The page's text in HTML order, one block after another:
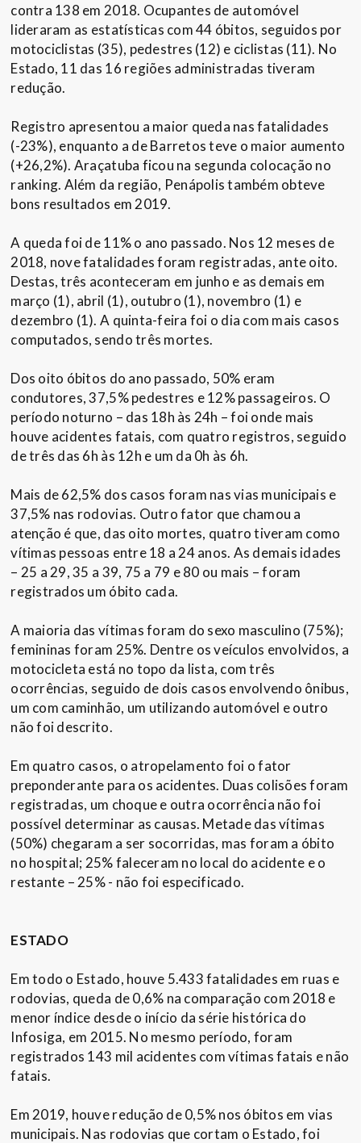
contra 138 em 2018. Ocupantes de automóvel
lideraram as estatísticas com 44 óbitos, seguidos por
motociclistas (35), pedestres (12) e ciclistas (11). No
Estado, 11 das 16 regiões administradas tiveram
redução.
Registro apresentou a maior queda nas fatalidades
(-23%), enquanto a de Barretos teve o maior aumento
(+26,2%). Araçatuba ficou na segunda colocação no
ranking. Além da região, Penápolis também obteve
bons resultados em 2019.
A queda foi de 11% o ano passado. Nos 12 meses de
2018, nove fatalidades foram registradas, ante oito.
Destas, três aconteceram em junho e as demais em
março (1), abril (1), outubro (1), novembro (1) e
dezembro (1). A quinta-feira foi o dia com mais casos
computados, sendo três mortes.
Dos oito óbitos do ano passado, 50% eram
condutores, 37,5% pedestres e 12% passageiros. O
período noturno – das 18h às 24h – foi onde mais
houve acidentes fatais, com quatro registros, seguido
de três das 6h às 12h e um da 0h às 6h.
Mais de 62,5% dos casos foram nas vias municipais e
37,5% nas rodovias. Outro fator que chamou a
atenção é que, das oito mortes, quatro tiveram como
vítimas pessoas entre 18 a 24 anos. As demais idades
– 25 a 29, 35 a 39, 75 a 79 e 80 ou mais – foram
registrados um óbito cada.
A maioria das vítimas foram do sexo masculino (75%);
femininas foram 25%. Dentre os veículos envolvidos, a
motocicleta está no topo da lista, com três
ocorrências, seguido de dois casos envolvendo ônibus,
um com caminhão, um utilizando automóvel e outro
não foi descrito.
Em quatro casos, o atropelamento foi o fator
preponderante para os acidentes. Duas colisões foram
registradas, um choque e outra ocorrência não foi
possível determinar as causas. Metade das vítimas
(50%) chegaram a ser socorridas, mas foram a óbito
no hospital; 25% faleceram no local do acidente e o
restante – 25% - não foi especificado.
ESTADO
Em todo o Estado, houve 5.433 fatalidades em ruas e
rodovias, queda de 0,6% na comparação com 2018 e
menor índice desde o início da série histórica do
Infosiga, em 2015. No mesmo período, foram
registrados 143 mil acidentes com vítimas fatais e não
fatais.
Em 2019, houve redução de 0,5% nos óbitos em vias
municipais. Nas rodovias que cortam o Estado, foi